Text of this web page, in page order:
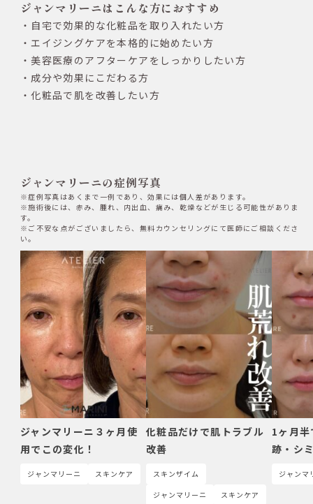
ジャンマリーニはこんな方におすすめ
自宅で効果的な化粧品を取り入れたい方
エイジングケアを本格的に始めたい方
美容医療のアフターケアをしっかりしたい方
成分や効果にこだわる方
化粧品で肌を改善したい方
ジャンマリーニの症例写真
※症例写真はあくまで一例であり、効果には個人差があります。
※施術後には、赤み、腫れ、内出血、痛み、乾燥などが生じる可能性がありま
す。
※ご不安な点がございましたら、無料カウンセリングにて医師にご相談くださ
い。
ジャンマリーニ３ヶ月使
用でこの変化！
ジャンマリーニ スキンケア
化粧品だけで肌トラブル
改善
スキンザイム
ジャンマリーニ
スキンケア
1ヶ月
跡・シ
ジャンマ